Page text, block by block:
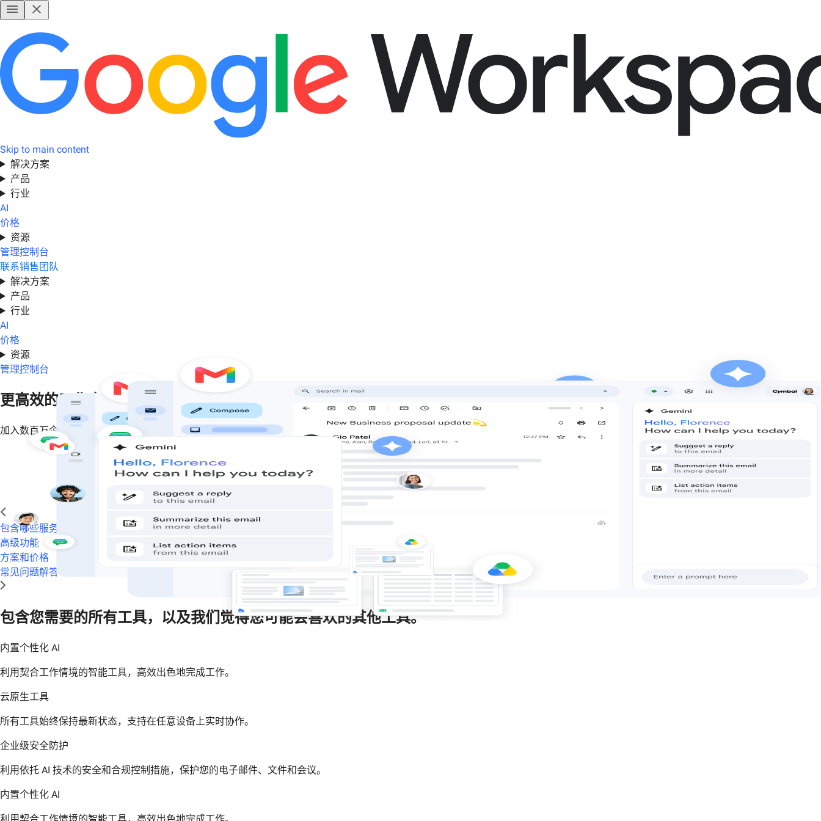
Skip to main content
解决方案
产品
行业
AI
价格
资源
管理控制台
联系销售团队
解决方案
产品
行业
AI
价格
资源
管理控制台
更高效的工作方式
加入数百万企业的行列，使用付费版 Gmail、日历、云端硬盘、Meet 等服务。借助实用的个性化 AI，您就能专注获取结果，无需再费力查找信息。
开始免费试用
包含哪些服务
高级功能
方案和价格
常见问题解答
包含您需要的所有工具，以及我们觉得您可能会喜欢的其他工具。
内置个性化 AI
利用契合工作情境的智能工具，高效出色地完成工作。
云原生工具
所有工具始终保持最新状态，支持在任意设备上实时协作。
企业级安全防护
利用依托 AI 技术的安全和合规控制措施，保护您的电子邮件、文件和会议。
内置个性化 AI
利用契合工作情境的智能工具，高效出色地完成工作。